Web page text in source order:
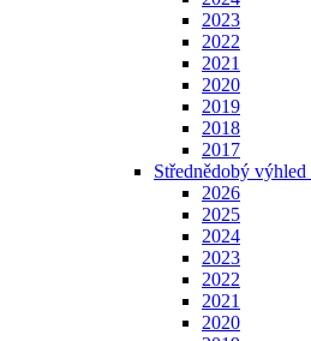
2023
2022
2021
2020
2019
2018
2017
Střednědobý výhled
2026
2025
2024
2023
2022
2021
2020